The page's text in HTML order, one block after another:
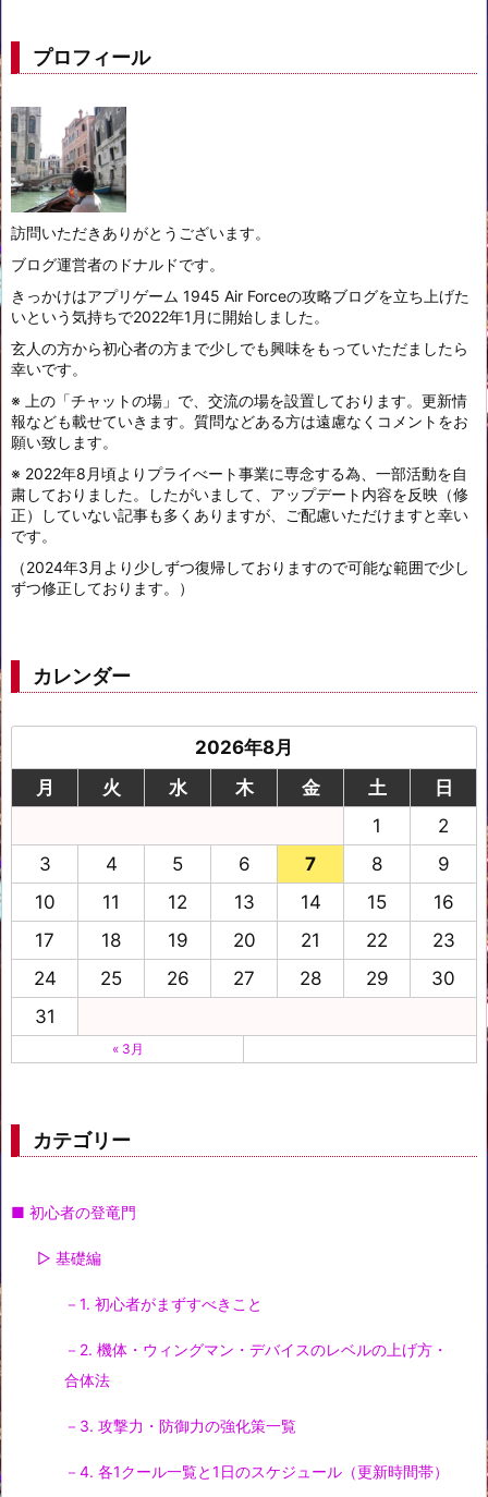
プロフィール
訪問いただきありがとうございます。
ブログ運営者のドナルドです。
きっかけはアプリゲーム 1945 Air Forceの攻略ブログを立ち上げた
いという気持ちで2022年1月に開始しました。
玄人の方から初心者の方まで少しでも興味をもっていただましたら
幸いです。
※ 上の「チャットの場」で、交流の場を設置しております。更新情
報なども載せていきます。質問などある方は遠慮なくコメントをお
願い致します。
※ 2022年8月頃よりプライべート事業に専念する為、一部活動を自
粛しておりました。したがいまして、アップデート内容を反映（修
正）していない記事も多くありますが、ご配慮いただけますと幸い
です。
（2024年3月より少しずつ復帰しておりますので可能な範囲で少し
ずつ修正しております。）
カレンダー
2026年8月
月
火 水 木 金 土
日
1
2
3
4 5 6 7 8
9
10
11 12 13 14 15
16
17
18 19 20 21 22
23
24
25 26 27 28 29
30
31
« 3月
カテゴリー
■ 初心者の登竜門
▷ 基礎編
－1. 初心者がまずすべきこと
－2. 機体・ウィングマン・デバイスのレベルの上げ方・
合体法
－3. 攻撃力・防御力の強化策一覧
－4. 各1クール一覧と1日のスケジュール（更新時間帯）